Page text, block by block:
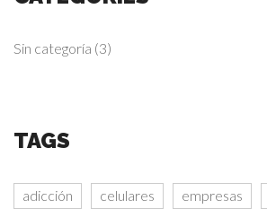
Sin categoría (3)
TAGS
adicción celulares empresas